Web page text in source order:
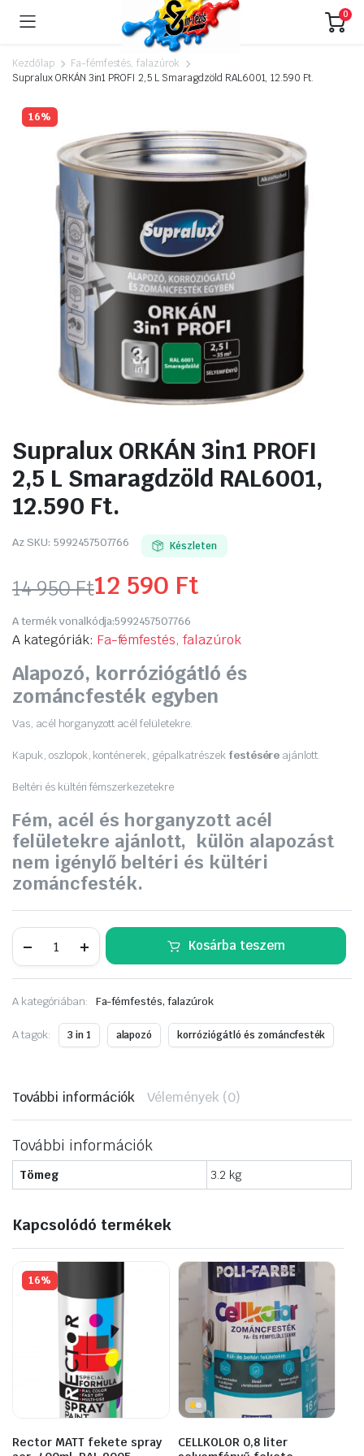
0
Kezdőlap
Fa-fémfestés, falazúrok
Supralux ORKÁN 3in1 PROFI 2,5 L Smaragdzöld RAL6001, 12.590 Ft.
16%
Supralux ORKÁN 3in1 PROFI
2,5 L Smaragdzöld RAL6001,
12.590 Ft.
Az SKU: 5992457507766 Készleten
14 950Ft
Original
price
was:
14
950 Ft.
12 590 Ft
Current
price
is:
12
590 Ft.
A termék vonalkódja:5992457507766
A kategóriák: Fa-fémfestés, falazúrok
Alapozó, korróziógátló és
zománcfesték egyben
Vas, acél horganyzott acél felületekre.
Kapuk, oszlopok, konténerek, gépalkatrészek festésére ajánlott.
Beltéri és kültéri fémszerkezetekre
Fém, acél és horganyzott acél
felületekre ajánlott, külön alapozást
nem igénylő beltéri és kültéri
zománcfesték.
ORKÁN
PROFI
L
RAL6001,
12.590
Kosárba teszem
A kategóriában: Fa-fémfestés, falazúrok
A tagok: 3 in 1 alapozó korróziógátló és zománcfesték
További információk Vélemények (0)
További információk
Tömeg 3.2 kg
Kapcsolódó termékek
16%
Rector MATT fekete spray
CELLKOLOR 0,8 liter